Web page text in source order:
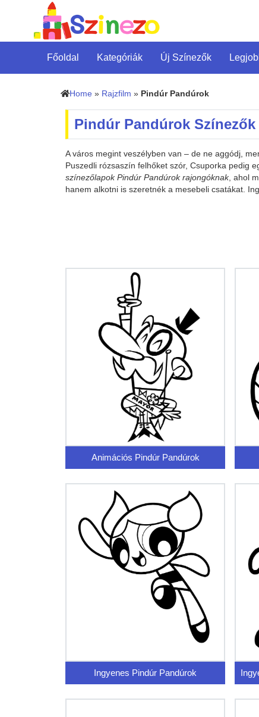
Főoldal Kategóriák Új Színezők
Home » Rajzfilm » Pindúr Pandúrok
Pindúr Pandúrok Színezők
A város megint veszélyben van – de ne aggódj,
Puszedli rózsaszín felhőket szór, Csuporka pedig
színezőlapok Pindúr Pandúrok rajongóknak, ahol
hanem alkotni is szeretnék a mesebeli csatákat.
Animációs Pindúr Pandúrok
Ingyenes Pindúr Pandúrok